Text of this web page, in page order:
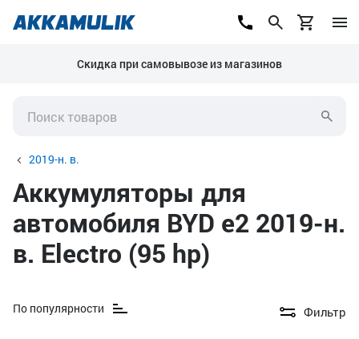
Скидка при самовывозе из магазинов
2019-н. в.
Аккумуляторы для
автомобиля BYD e2 2019-н.
в. Electro (95 hp)
По популярности Фильтр